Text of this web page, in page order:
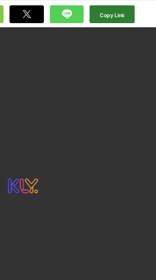
Copy Link